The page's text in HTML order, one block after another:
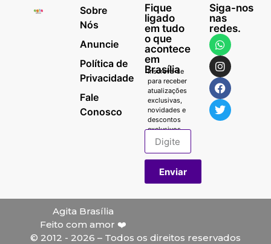
Sobre
Nós
Anuncie
Política de
Privacidade
Fale
Conosco
Fique
ligado
em tudo
o que
acontece
em
Brasília
Inscreva-se
para receber
atualizações
exclusivas,
novidades e
descontos
exclusivos.
Enviar
Siga-nos
nas
redes.
Agita Brasília
Feito com amor ❤️
© 2012 - 2026 – Todos os direitos reservados